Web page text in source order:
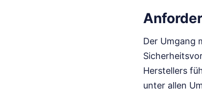
Der Umgang
Herstellers
unter allen